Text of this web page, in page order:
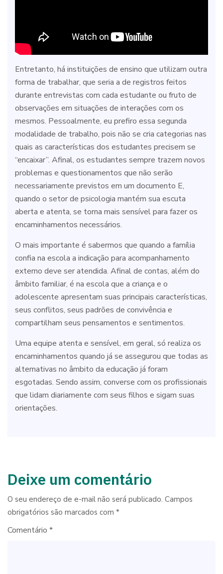
Entretanto, há instituições de ensino que utilizam outra
forma de trabalhar, que seria a de registros feitos
durante entrevistas com cada estudante ou fruto de
observações em situações de interações com os
mesmos. Pessoalmente, eu prefiro essa segunda
modalidade de trabalho, pois não se cria categorias nas
quais as características dos estudantes precisem se
“encaixar”. Afinal, os estudantes sempre trazem novos
problemas e questionamentos que não serão
necessariamente previstos em um documento E,
quando o setor de psicologia mantém sua escuta
aberta e atenta, se torna mais sensível para fazer os
encaminhamentos necessários.
O mais importante é sabermos que quando a família
confia na escola a indicação para acompanhamento
externo deve ser atendida. Afinal de contas, além do
âmbito familiar, é na escola que a criança e o
adolescente apresentam suas principais características,
seus conflitos, seus padrões de convivência e
compartilham seus pensamentos e sentimentos.
Uma equipe atenta e sensível, em geral, só realiza os
encaminhamentos quando já se assegurou que todas as
alternativas no âmbito da educação já foram
esgotadas. Sendo assim, converse com os profissionais
que lidam diariamente com seus filhos e sigam suas
orientações.
Deixe um comentário
O seu endereço de e-mail não será publicado. Campos
obrigatórios são marcados com *
Comentário *